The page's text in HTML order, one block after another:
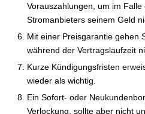
Vorauszahlungen, um im
Stromanbieters seinem Geld
Mit einer Preisgarantie gehen
während der Vertragslaufzeit
Kurze Kündigungsfristen
wieder als wichtig.
Ein Sofort- oder
Verlockung, sollte aber nicht